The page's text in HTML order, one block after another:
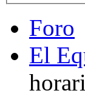
Foro
El